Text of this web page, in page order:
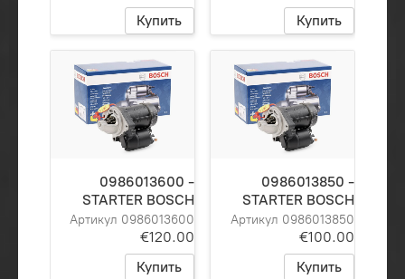
Купить
Купить
0986013600 -
STARTER BOSCH
Артикул 0986013600
€120.00
Купить
0986013850 -
STARTER BOSCH
Артикул 0986013850
€100.00
Купить